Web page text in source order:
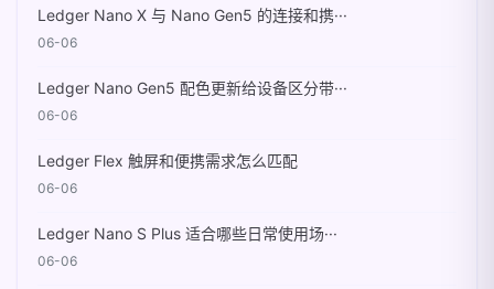
Ledger Nano X 与 Nano Gen5 的连接和携···
06-06
Ledger Nano Gen5 配色更新给设备区分带···
06-06
Ledger Flex 触屏和便携需求怎么匹配
06-06
Ledger Nano S Plus 适合哪些日常使用场···
06-06